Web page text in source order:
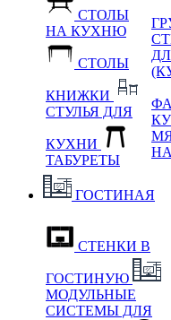
СТОЛЫ
НА КУХНЮ
СТОЛЫ
КНИЖКИ
СТУЛЬЯ ДЛЯ
КУХНИ
ТАБУРЕТЫ
ГОСТИНАЯ
СТЕНКИ В
ГОСТИНУЮ
МОДУЛЬНЫЕ
СИСТЕМЫ ДЛЯ